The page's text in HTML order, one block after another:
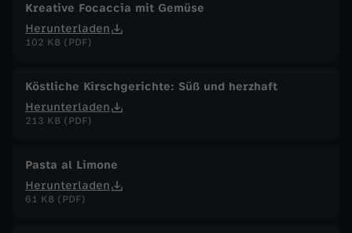
Kreative Focaccia mit Gemüse
Herunterladen
102 KB (PDF)
Köstliche Kirschgerichte: Süß und herzhaft
Herunterladen
213 KB (PDF)
Pasta al Limone
Herunterladen
61 KB (PDF)